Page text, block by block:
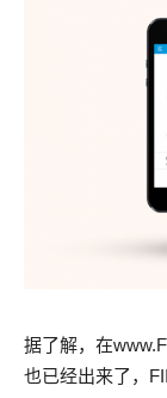
据了解， 在
也已经出来了，